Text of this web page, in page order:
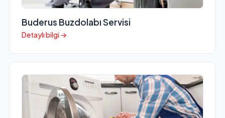
Buderus Buzdolabı Servisi
Detaylı bilgi →